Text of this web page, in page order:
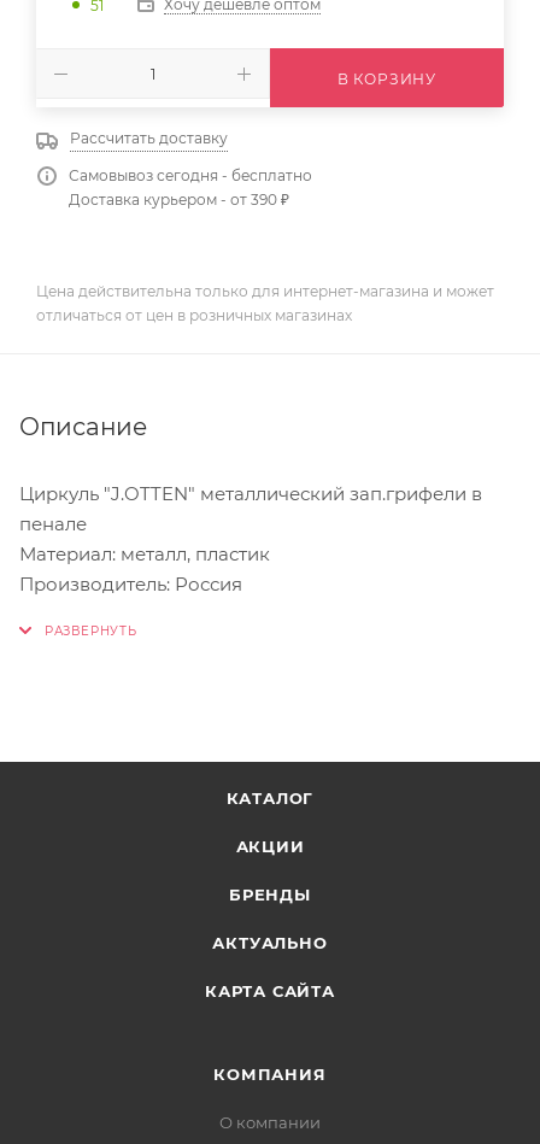
51 Хочу дешевле оптом
В КОРЗИНУ
Рассчитать доставку
Самовывоз сегодня - бесплатно
Доставка курьером - от 390 ₽
Цена действительна только для интернет-магазина и может
отличаться от цен в розничных магазинах
Описание
Циркуль "J.OTTEN" металлический зап.грифели в
пенале
Материал: металл, пластик
Производитель: Россия
КАТАЛОГ
АКЦИИ
БРЕНДЫ
АКТУАЛЬНО
КАРТА САЙТА
КОМПАНИЯ
О компании